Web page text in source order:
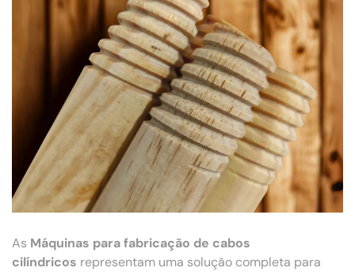
As Máquinas para fabricação de cabos
cilíndricos representam uma solução completa para